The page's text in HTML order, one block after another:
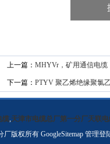
上一篇： MHYVr，矿用通信电
下一篇： PTYV 聚乙烯绝缘聚氯
缆,天津市电缆总厂第一分厂天联电
厂版权所有 GoogleSitemap 管理登